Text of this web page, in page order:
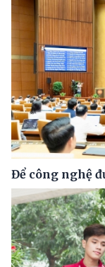
Để công nghệ